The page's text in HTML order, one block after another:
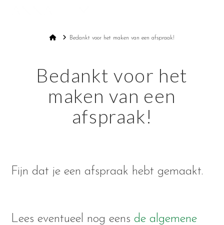
HomeBedankt voor het maken van een afspraak!
Bedankt voor het
maken van een
afspraak!
Fijn dat je een afspraak hebt gemaakt.
Lees eventueel nog eensde algemene